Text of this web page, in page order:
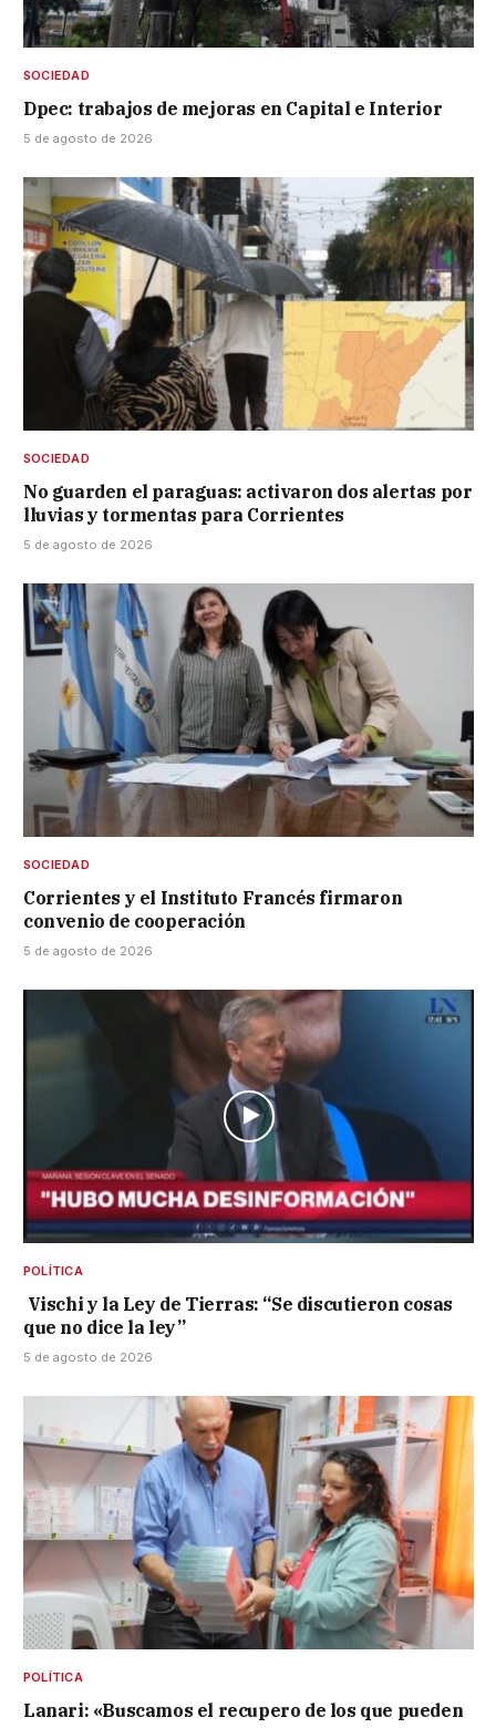
SOCIEDAD
Dpec: trabajos de mejoras en Capital e Interior
5 de agosto de 2026
SOCIEDAD
No guarden el paraguas: activaron dos alertas por
lluvias y tormentas para Corrientes
5 de agosto de 2026
SOCIEDAD
Corrientes y el Instituto Francés firmaron
convenio de cooperación
5 de agosto de 2026
POLÍTICA
Vischi y la Ley de Tierras: “Se discutieron cosas
que no dice la ley”
5 de agosto de 2026
POLÍTICA
Lanari: «Buscamos el recupero de los que pueden